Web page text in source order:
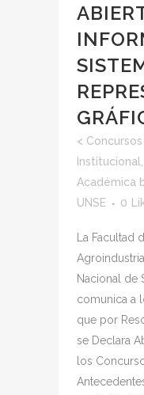
<
Institucional,
Académica
UNSE
0
La Facultad
Nacional de
comunica a
que por
se Declara
los